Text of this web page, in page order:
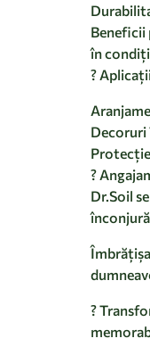
Beneficii
în
?
Decoruri
?
Dr.Soil
?